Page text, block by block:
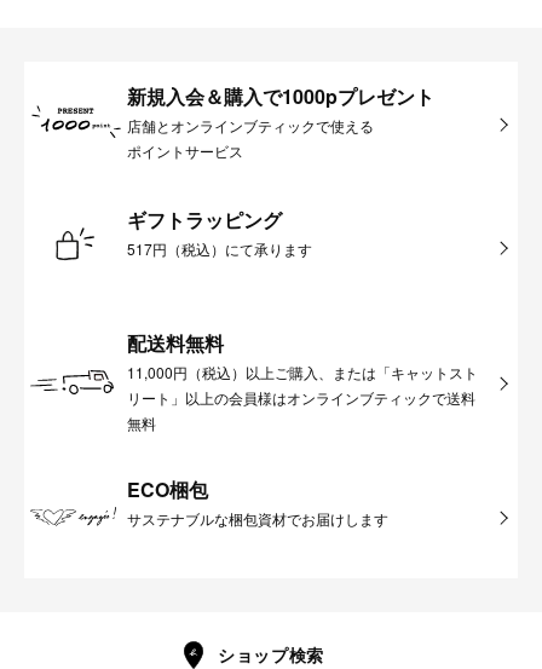
新規入会＆購入で1000pプレゼント
店舗とオンラインブティックで使える
ポイントサービス
ギフトラッピング
517円（税込）にて承ります
配送料無料
11,000円（税込）以上ご購入、または「キャットスト
リート」以上の会員様はオンラインブティックで送料
無料
ECO梱包
サステナブルな梱包資材でお届けします
ショップ検索